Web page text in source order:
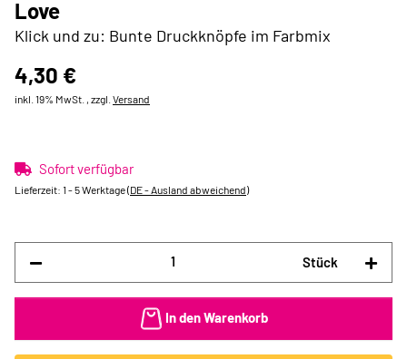
Love
Klick und zu: Bunte Druckknöpfe im Farbmix
4,30 €
inkl. 19% MwSt. , zzgl. Versand
Sofort verfügbar
Lieferzeit: 1 - 5 Werktage(DE - Ausland abweichend)
Stück
In den Warenkorb